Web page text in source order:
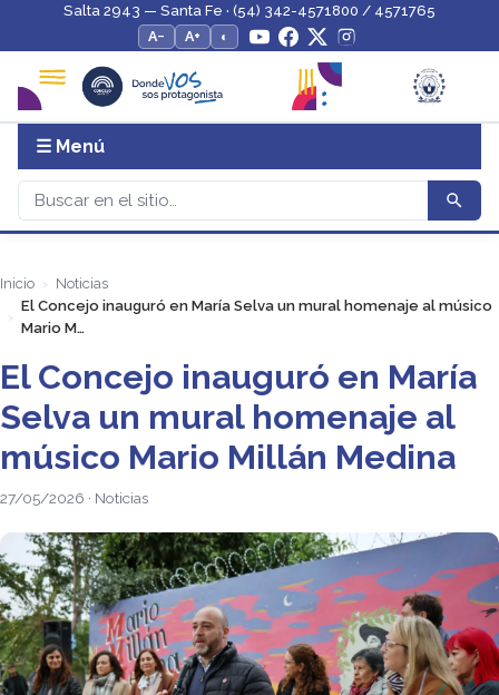
Salta 2943 — Santa Fe · (54) 342-4571800 / 4571765
A−
A+ ◐
☰ Menú
Inicio
Noticias
El Concejo inauguró en María Selva un mural homenaje al músico
Mario M…
El Concejo inauguró en María
Selva un mural homenaje al
músico Mario Millán Medina
27/05/2026 · Noticias